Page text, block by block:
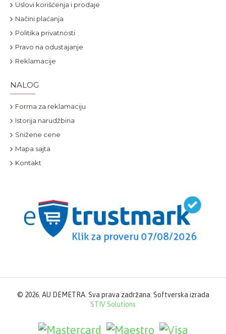
Uslovi korišćenja i prodaje
Načini plaćanja
Politika privatnosti
Pravo na odustajanje
Reklamacije
NALOG
Forma za reklamaciju
Istorija narudžbina
Snižene cene
Mapa sajta
Kontakt
© 2026. AU DEMETRA. Sva prava zadržana. Softverska izrada
STIV Solutions